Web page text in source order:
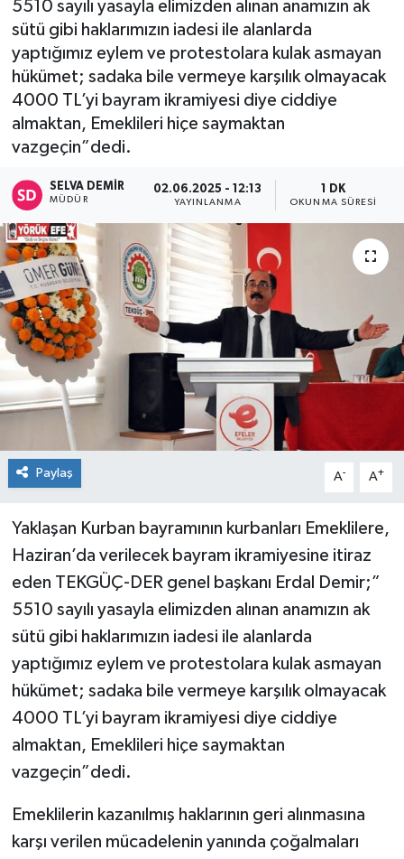
5510 sayılı yasayla elimizden alınan anamızın ak
sütü gibi haklarımızın iadesi ile alanlarda
yaptığımız eylem ve protestolara kulak asmayan
hükümet; sadaka bile vermeye karşılık olmayacak
4000 TL’yi bayram ikramiyesi diye ciddiye
almaktan, Emeklileri hiçe saymaktan
vazgeçin”dedi.
SELVA DEMIR
MÜDÜR
02.06.2025 - 12:13
YAYINLANMA
1 DK
OKUNMA SÜRESI
Paylaş A- A+
Yaklaşan Kurban bayramının kurbanları Emeklilere,
Haziran’da verilecek bayram ikramiyesine itiraz
eden TEKGÜÇ-DER genel başkanı Erdal Demir;”
5510 sayılı yasayla elimizden alınan anamızın ak
sütü gibi haklarımızın iadesi ile alanlarda
yaptığımız eylem ve protestolara kulak asmayan
hükümet; sadaka bile vermeye karşılık olmayacak
4000 TL’yi bayram ikramiyesi diye ciddiye
almaktan, Emeklileri hiçe saymaktan
vazgeçin”dedi.
Emeklilerin kazanılmış haklarının geri alınmasına
karşı verilen mücadelenin yanında çoğalmaları